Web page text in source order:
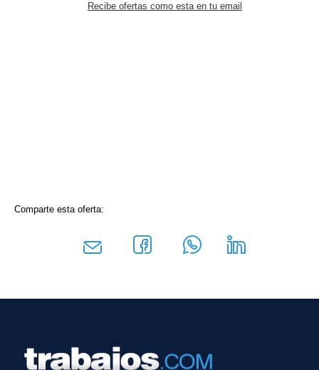
Recibe ofertas como esta en tu email
Comparte esta oferta: